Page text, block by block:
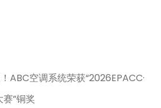
ABC空调系统荣获“2026EPACC·
”铜奖